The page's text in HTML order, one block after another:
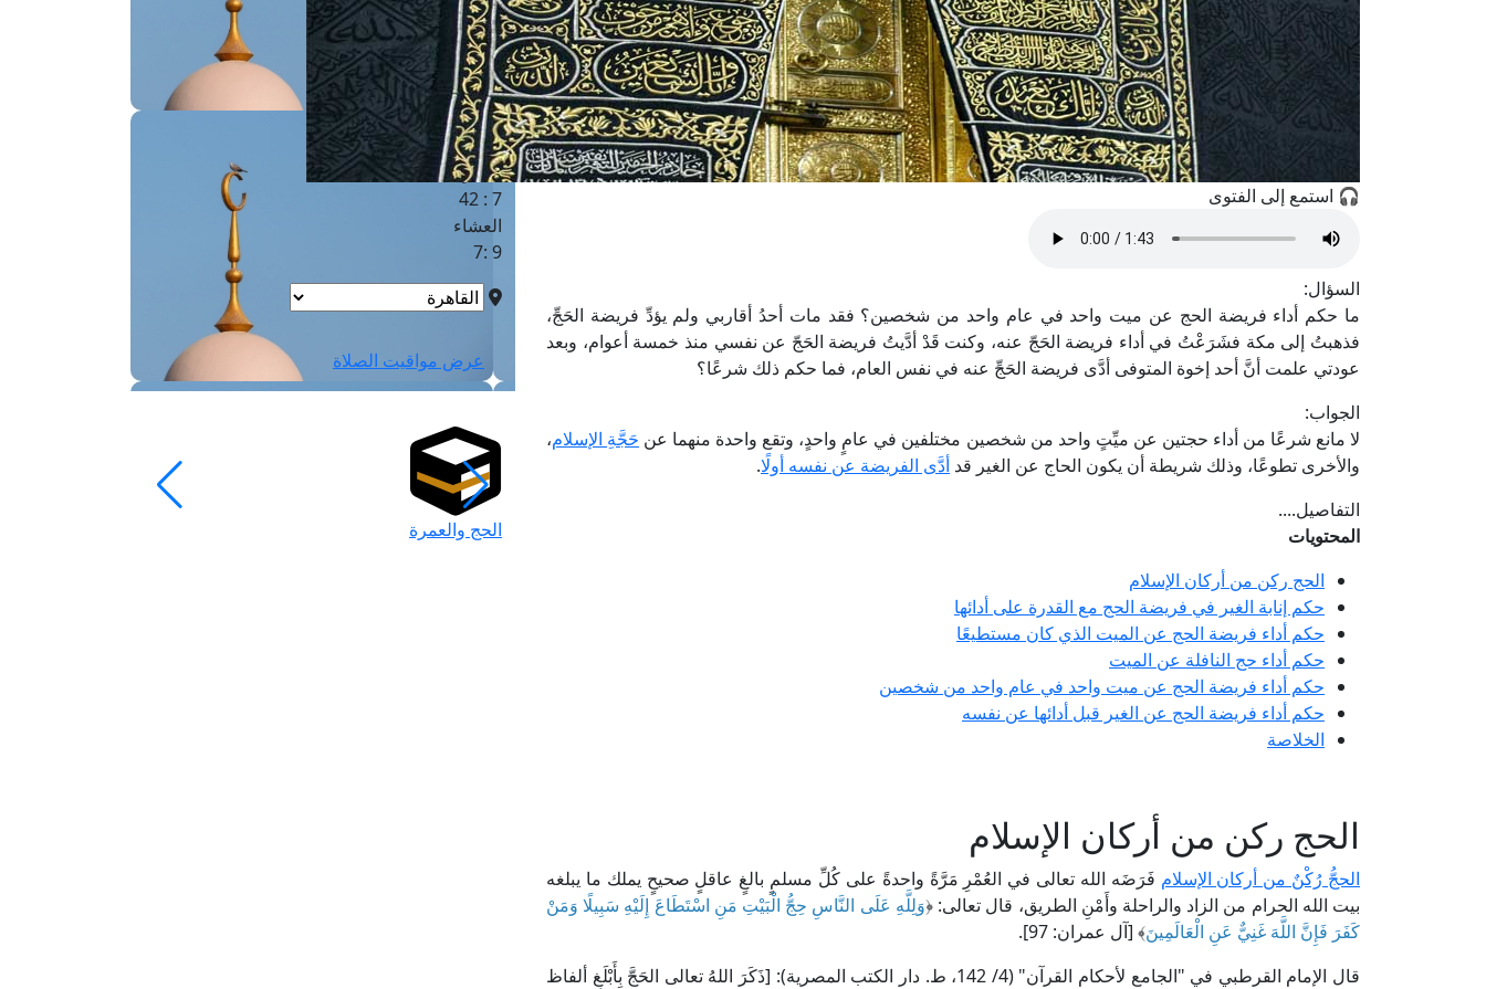
🎧 استمع إلى الفتوى
السؤال:
ما حكم أداء فريضة الحج عن ميت واحد في عام واحد من شخصين؟ فقد مات أحدُ أقاربي ولم يؤدِّ فريضة الحَجِّ،
فذهبتُ إلى مكة فشَرَعْتُ في أداء فريضة الحَجّ عنه، وكنت قَدْ أدَّيتُ فريضة الحَجّ عن نفسي منذ خمسة أعوام، وبعد
عودتي علمت أنَّ أحد إخوة المتوفى أدَّى فريضة الحَجِّ عنه في نفس العام، فما حكم ذلك شرعًا؟
الجواب:
لا مانع شرعًا من أداء حجتين عن ميِّتٍ واحد من شخصين مختلفين في عامٍ واحدٍ، وتقع واحدة منهما عن حَجَّةِ الإسلام،
والأخرى تطوعًا، وذلك شريطة أن يكون الحاج عن الغير قد أدَّى الفريضة عن نفسه أولًا.
التفاصيل....
المحتويات
الحج ركن من أركان الإسلام
حكم إنابة الغير في فريضة الحج مع القدرة على أدائها
حكم أداء فريضة الحج عن الميت الذي كان مستطيعًا
حكم أداء حج النافلة عن الميت
حكم أداء فريضة الحج عن ميت واحد في عام واحد من شخصين
حكم أداء فريضة الحج عن الغير قبل أدائها عن نفسه
الخلاصة
الحج ركن من أركان الإسلام
الحجُّ رُكْنٌ من أركان الإسلام فَرَضَه الله تعالى في العُمْرِ مَرَّةً واحدةً على كُلِّ مسلمٍ بالغٍ عاقلٍ صحيحٍ يملك ما يبلغه
بيت الله الحرام من الزاد والراحلة وأَمْنِ الطريق، قال تعالى: ﴿وَلِلَّهِ عَلَى النَّاسِ حِجُّ الْبَيْتِ مَنِ اسْتَطَاعَ إِلَيْهِ سَبِيلًا وَمَنْ
كَفَرَ فَإِنَّ اللَّهَ غَنِيٌّ عَنِ الْعَالَمِينَ﴾ [آل عمران: 97].
قال الإمام القرطبي في "الجامع لأحكام القرآن" (4/ 142، ط. دار الكتب المصرية): [ذَكَرَ اللهُ تعالى الحَجَّ بِأَبْلَغِ ألفاظ
الشروق
6 :18
الظهر
1 : 0
العصر
4:37
المغرب
7 : 42
العشاء
9 :7
عرض مواقيت الصلاة
الحج والعمرة